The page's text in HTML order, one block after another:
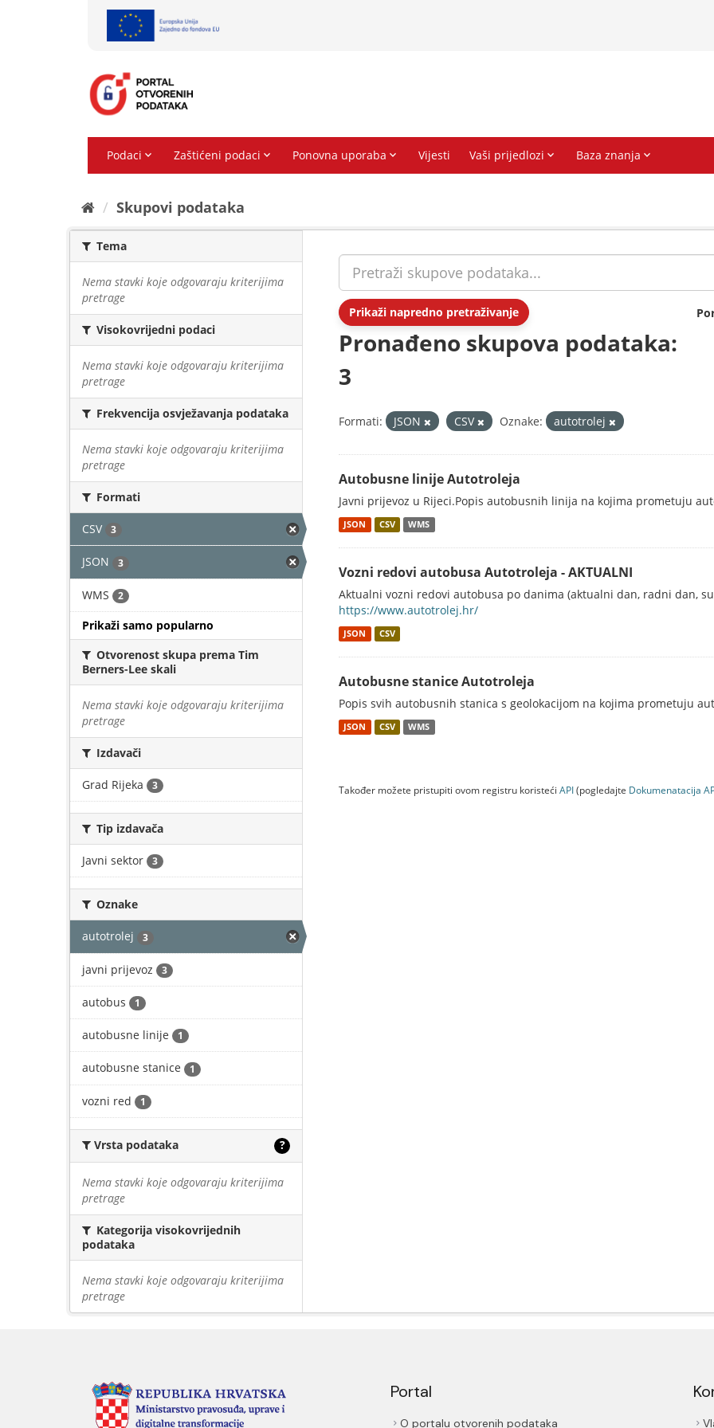
Skupovi podаtаkа
Tema
Nema stavki koje odgovaraju kriterijima
pretrage
Visokovrijedni podaci
Nema stavki koje odgovaraju kriterijima
pretrage
Frekvencija osvježavanja podataka
Nema stavki koje odgovaraju kriterijima
pretrage
Formati
CSV 3
JSON 3
WMS 2
Prikaži samo popularno
Otvorenost skupa prema Tim
Berners-Lee skali
Nema stavki koje odgovaraju kriterijima
pretrage
Izdavači
Grad Rijeka 3
Tip izdavača
Javni sektor 3
Oznake
autotrolej 3
javni prijevoz 3
autobus 1
autobusne linije 1
autobusne stanice 1
vozni red 1
Vrsta podataka ?
Nema stavki koje odgovaraju kriterijima
pretrage
Kategorija visokovrijednih
podataka
Nema stavki koje odgovaraju kriterijima
pretrage
Prikaži napredno pretraživanje
Pronađeno skupova podataka:
3
Formati: JSON CSV Oznake: autotrolej
Autobusne linije Autotroleja
Javni prijevoz u Rijeci.Popis autobusnih linija na kojima prometuju
JSON CSV WMS
Vozni redovi autobusa Autotroleja - AKTUALNI
Aktualni vozni redovi autobusa po danima (aktualni dan, radni dan,
https://www.autotrolej.hr/
JSON CSV
Autobusne stanice Autotroleja
Popis svih autobusnih stanica s geolokacijom na kojima prometuju
JSON CSV WMS
Također možete pristupiti ovom registru koristeći API(pogledajte Dokumenаtаcijа